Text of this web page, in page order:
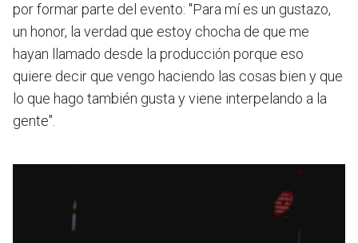
por formar parte del evento: "Para mí es un gustazo,
un honor, la verdad que estoy chocha de que me
hayan llamado desde la producción porque eso
quiere decir que vengo haciendo las cosas bien y que
lo que hago también gusta y viene interpelando a la
gente".